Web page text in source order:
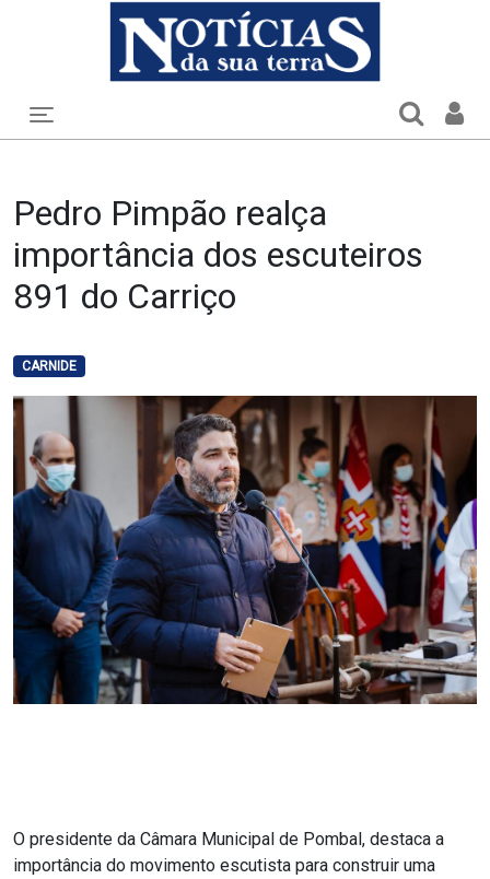
Toggle navigation
Pedro Pimpão realça
importância dos escuteiros
891 do Carriço
CARNIDE
O presidente da Câmara Municipal de Pombal, destaca a
importância do movimento escutista para construir uma